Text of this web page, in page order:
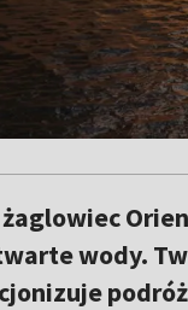
wody.